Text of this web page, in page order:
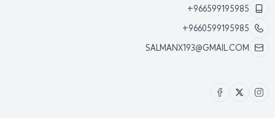
+966599195985
+9660599195985
SALMANX193@GMAIL.COM